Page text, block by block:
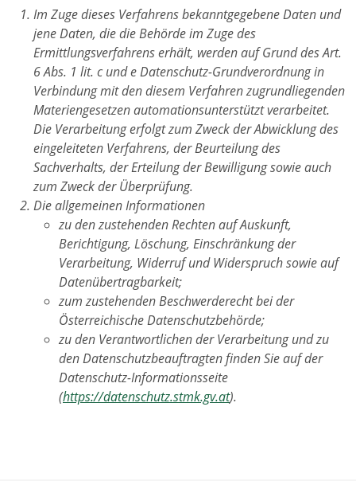
Im Zuge dieses Verfahrens bekanntgegebene Daten und
jene Daten, die die Behörde im Zuge des
Ermittlungsverfahrens erhält, werden auf Grund des Art.
6 Abs. 1 lit. c und e Datenschutz-Grundverordnung in
Verbindung mit den diesem Verfahren zugrundliegenden
Materiengesetzen automationsunterstützt verarbeitet.
Die Verarbeitung erfolgt zum Zweck der Abwicklung des
eingeleiteten Verfahrens, der Beurteilung des
Sachverhalts, der Erteilung der Bewilligung sowie auch
zum Zweck der Überprüfung.
Die allgemeinen Informationen
zu den zustehenden Rechten auf Auskunft,
Berichtigung, Löschung, Einschränkung der
Verarbeitung, Widerruf und Widerspruch sowie auf
Datenübertragbarkeit;
zum zustehenden Beschwerderecht bei der
Österreichische Datenschutzbehörde;
zu den Verantwortlichen der Verarbeitung und zu
den Datenschutzbeauftragten finden Sie auf der
Datenschutz-Informationsseite
(https://datenschutz.stmk.gv.at).